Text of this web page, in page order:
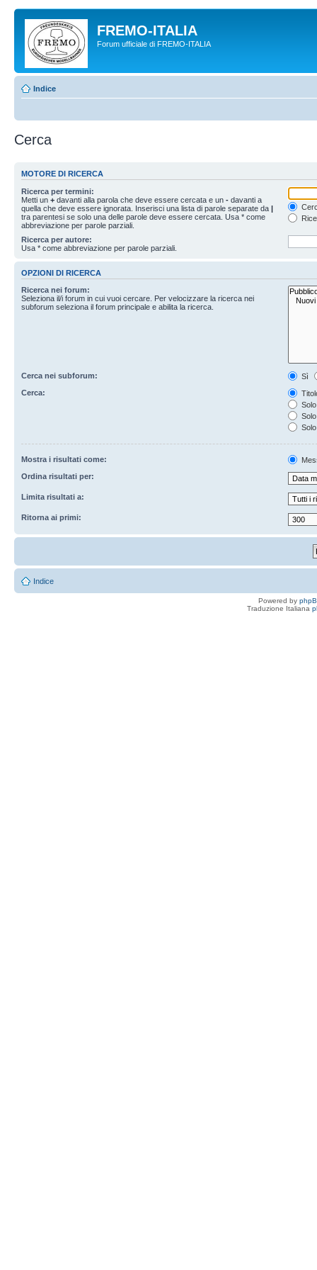
FREMO-ITALIA
Forum ufficiale di FREMO-ITALIA
Indice
Cerca
MOTORE DI RICERCA
Ricerca per termini:
Metti un + davanti alla parola che deve essere cercata e un - davanti a
quella che deve essere ignorata. Inserisci una lista di parole separate da |
tra parentesi se solo una delle parole deve essere cercata. Usa * come
abbreviazione per parole parziali.
Ricerca per autore:
Usa * come abbreviazione per parole parziali.
OPZIONI DI RICERCA
Ricerca nei forum:
Seleziona il/i forum in cui vuoi cercare. Per velocizzare la ricerca nei
subforum seleziona il forum principale e abilita la ricerca.
Cerca nei subforum:
Sì
Cerca:
Mostra i risultati come:
Ordina risultati per:
Limita risultati a:
Ritorna ai primi:
Indice
Powered by
Traduzione Italiana